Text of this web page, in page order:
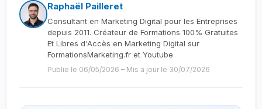
Raphaël Pailleret
Consultant en Marketing Digital pour les Entreprises
depuis 2011. Créateur de Formations 100% Gratuites
Et Libres d'Accès en Marketing Digital sur
FormationsMarketing.fr et Youtube
Publie le 06/05/2026 – Mis a jour le 30/07/2026